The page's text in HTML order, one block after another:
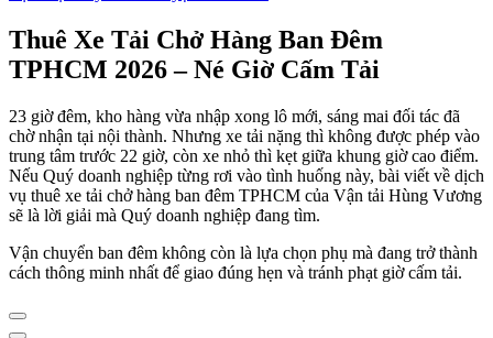
Thuê Xe Tải Chở Hàng Ban Đêm
TPHCM 2026 – Né Giờ Cấm Tải
23 giờ đêm, kho hàng vừa nhập xong lô mới, sáng mai đối tác đã
chờ nhận tại nội thành. Nhưng xe tải nặng thì không được phép vào
trung tâm trước 22 giờ, còn xe nhỏ thì kẹt giữa khung giờ cao điểm.
Nếu Quý doanh nghiệp từng rơi vào tình huống này, bài viết về dịch
vụ thuê xe tải chở hàng ban đêm TPHCM của Vận tải Hùng Vương
sẽ là lời giải mà Quý doanh nghiệp đang tìm.
Vận chuyển ban đêm không còn là lựa chọn phụ mà đang trở thành
cách thông minh nhất để giao đúng hẹn và tránh phạt giờ cấm tải.